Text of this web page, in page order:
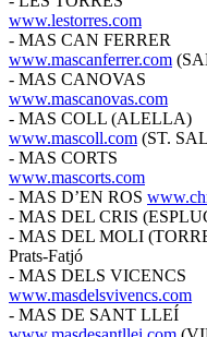
www.lestorres.com
- MAS CAN FERRER
www.mascanferrer.com
- MAS CANOVAS
www.mascanovas.com
- MAS COLL (ALELLA)
www.mascoll.com (ST.
- MAS CORTS
www.mascorts.com
- MAS D’EN ROS
- MAS DEL CRIS
- MAS DEL MOLI
Prats-Fatjó
- MAS DELS VICENCS
www.masdelsvivencs.com
- MAS DE SANT LLEÍ